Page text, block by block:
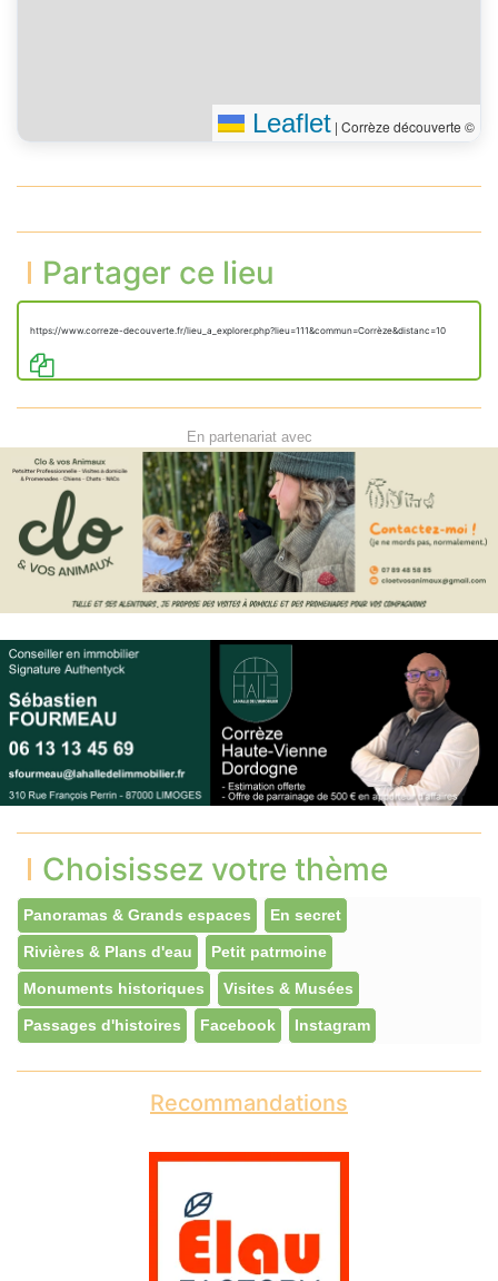
Leaflet | Corrèze découverte ©
Partager ce lieu
https://www.correze-decouverte.fr/lieu_a_explorer.php?lieu=111&commun=Corrèze&distanc=10
En partenariat avec
Choisissez votre thème
Panoramas & Grands espaces En secret
Rivières & Plans d'eau Petit patrmoine
Monuments historiques Visites & Musées
Passages d'histoires Facebook Instagram
Recommandations